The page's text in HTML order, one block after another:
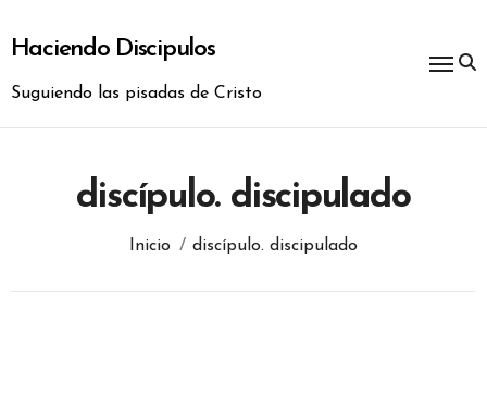
contenido
Haciendo Discipulos
Suguiendo las pisadas de Cristo
discípulo. discipulado
Inicio discípulo. discipulado